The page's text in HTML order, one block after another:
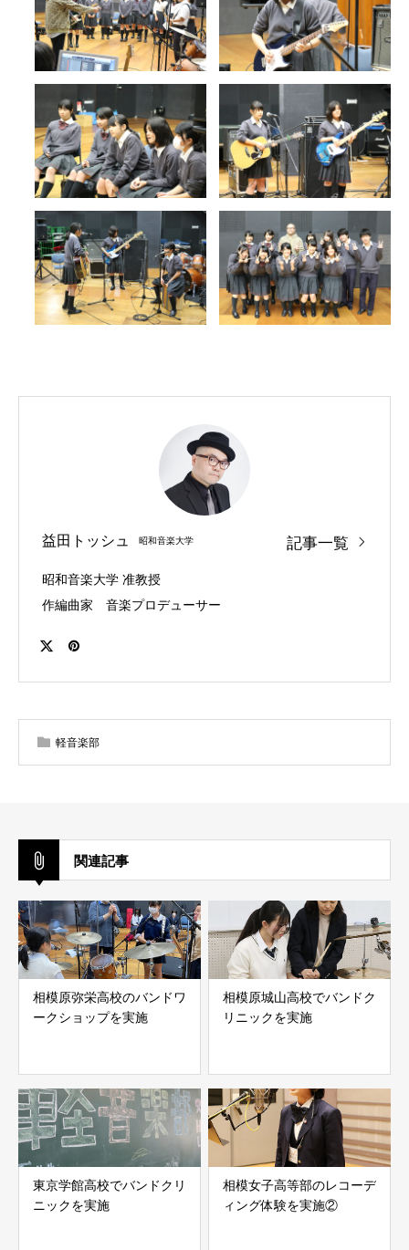
益田トッシュ 昭和音楽大学 記事一覧
昭和音楽大学 准教授
作編曲家 音楽プロデューサー
軽音楽部
関連記事
相模原弥栄高校のバンドワ
ークショップを実施
相模原城山高校でバンドク
リニックを実施
東京学館高校でバンドクリ
ニックを実施
相模女子高等部のレコーデ
ィング体験を実施②